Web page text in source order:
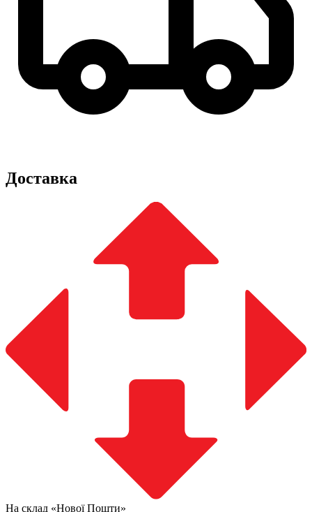
Доставка
На склад «Нової Пошти»